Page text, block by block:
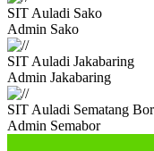
SIT Auladi Sako
Admin Sako
SIT Auladi Jakabaring
Admin Jakabaring
SIT Auladi Sematang
Admin Semabor